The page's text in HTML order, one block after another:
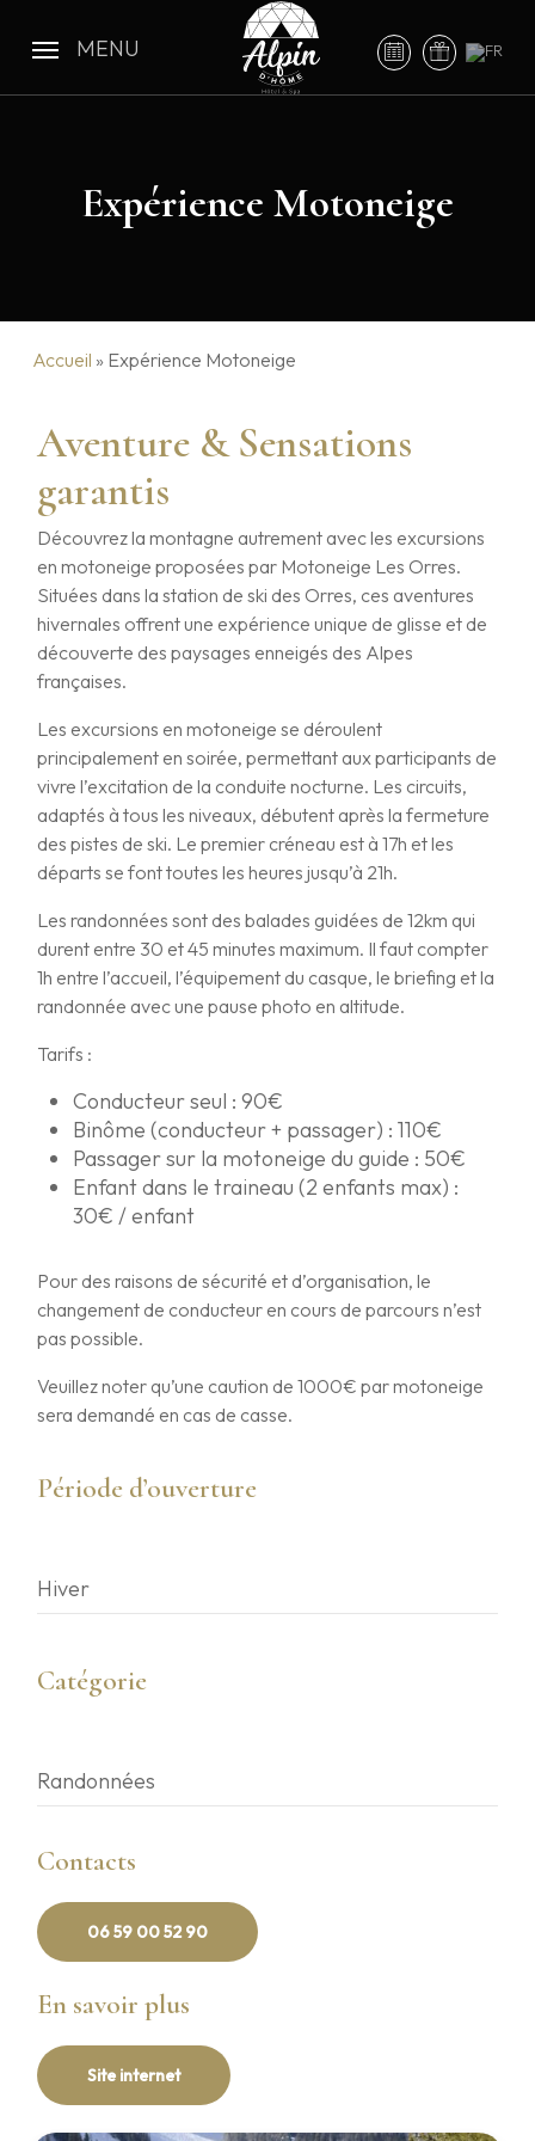
content
MENU
Expérience Motoneige
Accueil » Expérience Motoneige
Aventure & Sensations
garantis
Découvrez la montagne autrement avec les excursions
en motoneige proposées par Motoneige Les Orres.
Situées dans la station de ski des Orres, ces aventures
hivernales offrent une expérience unique de glisse et de
découverte des paysages enneigés des Alpes
françaises.
Les excursions en motoneige se déroulent
principalement en soirée, permettant aux participants de
vivre l’excitation de la conduite nocturne. Les circuits,
adaptés à tous les niveaux, débutent après la fermeture
des pistes de ski. Le premier créneau est à 17h et les
départs se font toutes les heures jusqu’à 21h.
Les randonnées sont des balades guidées de 12km qui
durent entre 30 et 45 minutes maximum. Il faut compter
1h entre l’accueil, l’équipement du casque, le briefing et la
randonnée avec une pause photo en altitude.
Tarifs :
Conducteur seul : 90€
Binôme (conducteur + passager) : 110€
Passager sur la motoneige du guide : 50€
Enfant dans le traineau (2 enfants max) :
30€ / enfant
Pour des raisons de sécurité et d’organisation, le
changement de conducteur en cours de parcours n’est
pas possible.
Veuillez noter qu’une caution de 1000€ par motoneige
sera demandé en cas de casse.
Période d’ouverture
Hiver
Catégorie
Randonnées
Contacts
06 59 00 52 90
En savoir plus
Site internet